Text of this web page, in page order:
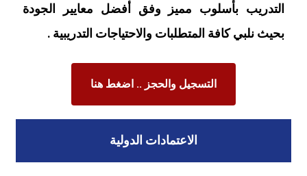
التدريب بأسلوب مميز وفق أفضل معايير الجودة
بحيث نلبي كافة المتطلبات والاحتياجات التدريبية .
التسجيل والحجز .. اضغط هنا
الاعتمادات الدولية